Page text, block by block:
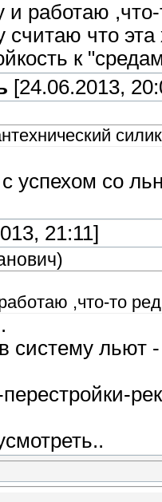
и работаю
считаю что
к
[24.06.2013,
успехом со
21:11]
)
,что-то
систему льют